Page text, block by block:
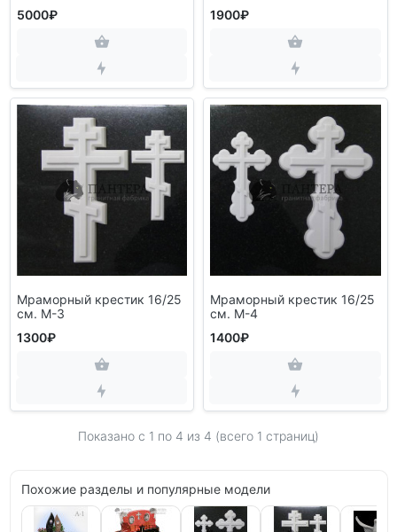
5000₽
1900₽
Мраморный крестик 16/25
см. M-3
1300₽
Мраморный крестик 16/25
см. M-4
1400₽
Показано с 1 по 4 из 4 (всего 1 страниц)
Похожие разделы и популярные модели